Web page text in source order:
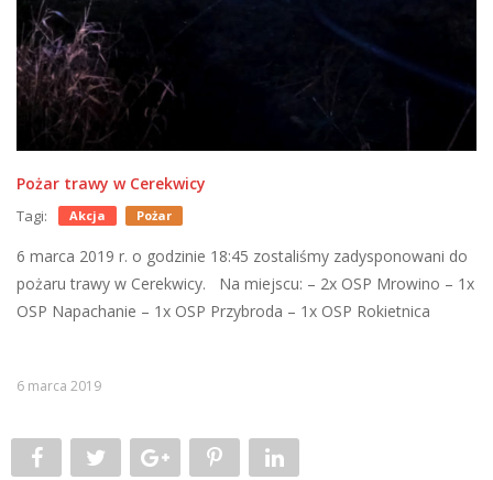
Pożar trawy w Cerekwicy
Tagi: Akcja Pożar
6 marca 2019 r. o godzinie 18:45 zostaliśmy zadysponowani do
pożaru trawy w Cerekwicy. Na miejscu: – 2x OSP Mrowino – 1x
OSP Napachanie – 1x OSP Przybroda – 1x OSP Rokietnica
6 marca 2019